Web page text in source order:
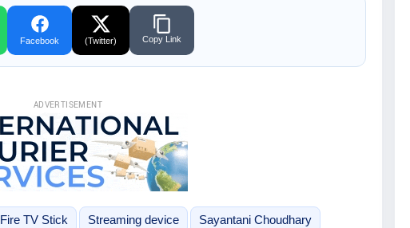
Facebook (Twitter) Copy Link
ADVERTISEMENT
Fire TV Stick Streaming device Sayantani Choudhary